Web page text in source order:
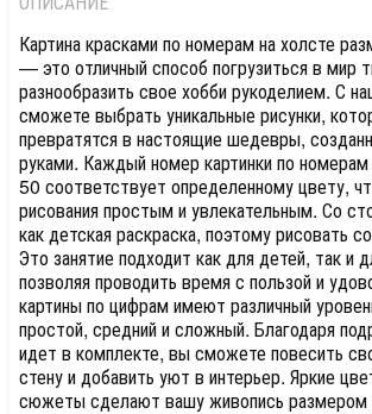
Картина красками по номерам на холсте
— это отличный способ погрузиться в мир
разнообразить свое хобби рукоделием. С
сможете выбрать уникальные рисунки,
превратятся в настоящие шедевры,
руками. Каждый номер картинки по
50 соответствует определенному цвету,
рисования простым и увлекательным. Со
как детская раскраска, поэтому рисовать
Это занятие подходит как для детей, так и
позволяя проводить время с пользой и
картины по цифрам имеют различный
простой, средний и сложный. Благодаря
идет в комплекте, вы сможете повесить
стену и добавить уют в интерьер. Яркие
сюжеты сделают вашу живопись